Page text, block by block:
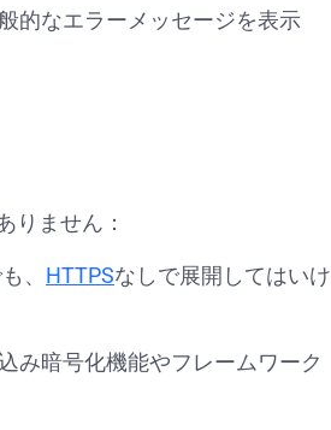
的なエラーメッセージを表示
りません：
、 HTTPSなしで展開してはいけ
み暗号化機能やフレームワーク